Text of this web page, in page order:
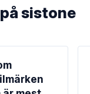
sistone